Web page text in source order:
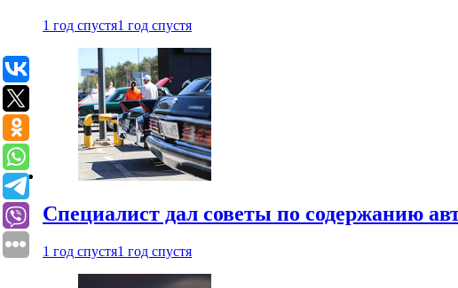
1 год спустя1 год спустя
Специалист дал советы по содержанию
1 год спустя1 год спустя